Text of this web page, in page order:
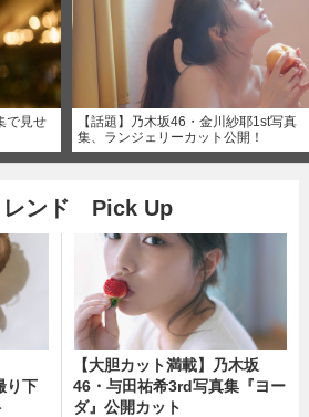
で見せ
【話題】乃木坂46・金川紗耶1st写真
集、ランジェリーカット公開！
レンド Pick Up
り下
【大胆カット満載】乃木坂
46・与田祐希3rd写真集『ヨー
ダ』公開カット